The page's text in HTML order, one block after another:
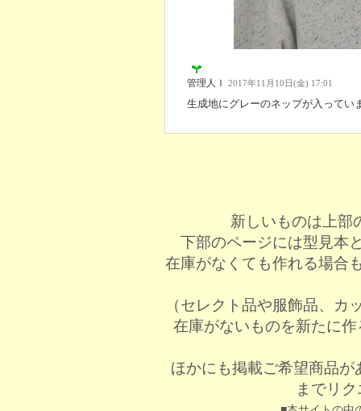
管理人Ｉ 2017年11月10日(金) 17:01
生成地にグレーのネップが入ってい
新しいものは上部
下部のページには型見本
在庫がなくても作れる場合
（セレクト品や服飾品、
在庫がないものを新たに
ほかにも掲載ご希望商品が
までリ